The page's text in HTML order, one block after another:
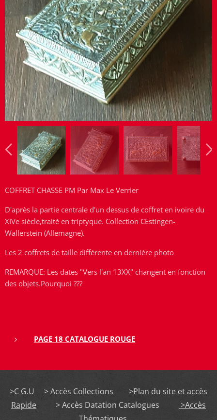
COFFRET CHASSE PM Par Max Le Verrier
D'après la partie centrale d'un dessus de coffret en ivoire du
XIVe siècle,traité en triptyque. Collection CEstingen-
Wallerstein (Allemagne).
Les 2 coffrets de taille différente en dernière photo
REMARQUE: Les dates "Vers l'an 13XX" changent en fonction
des objets.Pourquoi ???
PAGE 18 CATALOGUE ROUGE
>C G.U > Accès Collections >Plan du site et accès
Rapide > Accès Datation Catalogues
>Accès